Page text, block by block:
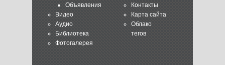
Объявления
Видео
Аудио
Библиотека
Фотогалерея
Контакты
Карта сайта
Облако
тегов